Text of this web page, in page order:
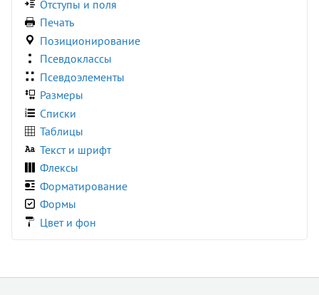
:read-write
:required
:right
:root
:seeking
:stalled
:target
:user-invalid
:user-valid
:valid
:visited
:volume-locked
@charset
Отступы и поля
Печать
Позиционирование
Псевдоклассы
Псевдоэлементы
Размеры
Списки
Таблицы
Текст и шрифт
Флексы
Форматирование
Формы
Цвет и фон